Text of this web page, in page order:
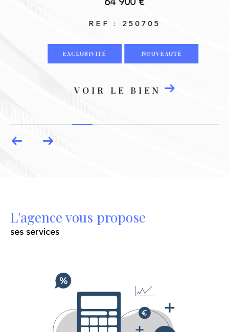
Immobilier, chaque é
REF : 250705
EXCLUSIVITÉ NOUVEAUTÉ
VOIR LE BIEN
L'agence vous propose
ses services